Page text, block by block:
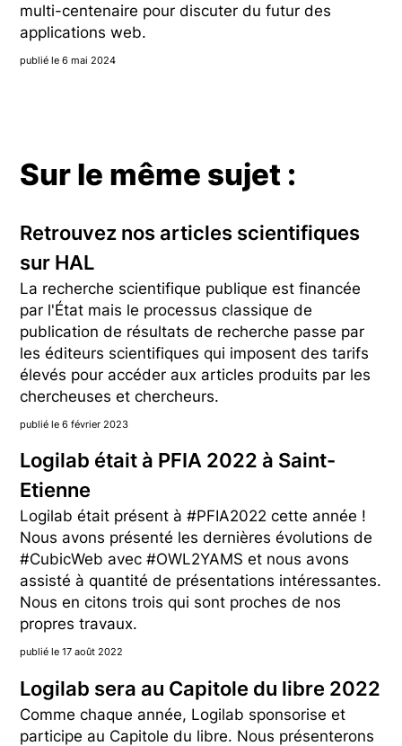
multi-centenaire pour discuter du futur des
applications web.
publié le 6 mai 2024
Sur le même sujet :
Retrouvez nos articles scientifiques
sur HAL
La recherche scientifique publique est financée
par l'État mais le processus classique de
publication de résultats de recherche passe par
les éditeurs scientifiques qui imposent des tarifs
élevés pour accéder aux articles produits par les
chercheuses et chercheurs.
publié le 6 février 2023
Logilab était à PFIA 2022 à Saint-
Etienne
Logilab était présent à #PFIA2022 cette année !
Nous avons présenté les dernières évolutions de
#CubicWeb avec #OWL2YAMS et nous avons
assisté à quantité de présentations intéressantes.
Nous en citons trois qui sont proches de nos
propres travaux.
publié le 17 août 2022
Logilab sera au Capitole du libre 2022
Comme chaque année, Logilab sponsorise et
participe au Capitole du libre. Nous présenterons